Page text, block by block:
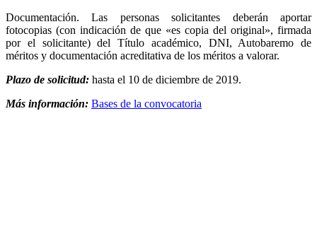
Documentación. Las personas solicitantes deberán aportar
fotocopias (con indicación de que «es copia del original», firmada
por el solicitante) del Título académico, DNI, Autobaremo de
méritos y documentación acreditativa de los méritos a valorar.
Plazo de solicitud: hasta el 10 de diciembre de 2019.
Más información: Bases de la convocatoria